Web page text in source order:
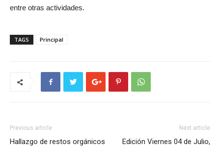
entre otras actividades.
TAGS Principal
Previous article
Hallazgo de restos orgánicos
Next article
Edición Viernes 04 de Julio,